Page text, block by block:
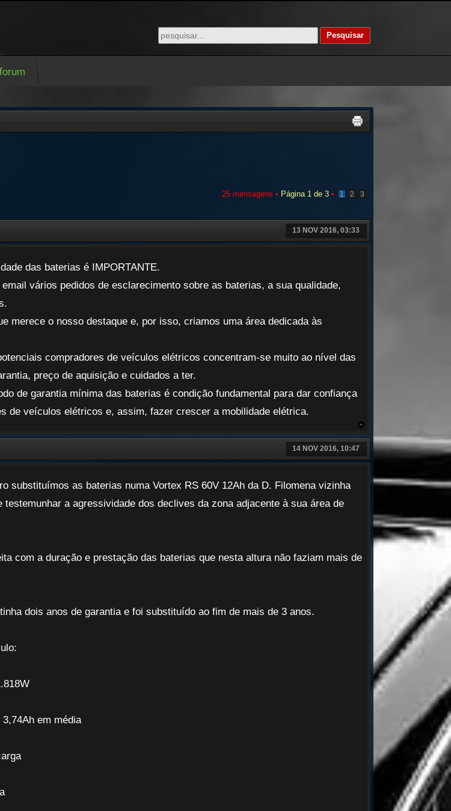
25 mensagens • Página 1de 3• 1 2 3
13 NOV 2016, 03:33
das baterias é IMPORTANTE.
vários pedidos de esclarecimento sobre as baterias, a sua qualidade,
merece o nosso destaque e, por isso, criamos uma área dedicada às
compradores de veículos elétricos concentram-se muito ao nível das
preço de aquisição e cuidados a ter.
de garantia mínima das baterias é condição fundamental para dar confiança
de veículos elétricos e, assim, fazer crescer a mobilidade elétrica.
14 NOV 2016, 10:47
substituímos as baterias numa Vortex RS 60V 12Ah da D. Filomena vizinha
testemunhar a agressividade dos declives da zona adjacente à sua área de
com a duração e prestação das baterias que nesta altura não faziam mais de
dois anos de garantia e foi substituído ao fim de mais de 3 anos.
em média